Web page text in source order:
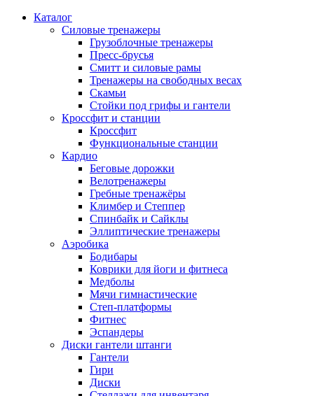
Каталог
Силовые тренажеры
Грузоблочные тренажеры
Пресс-брусья
Смитт и силовые рамы
Тренажеры на свободных весах
Скамьи
Стойки под грифы и гантели
Кроссфит и станции
Кроссфит
Функциональные станции
Кардио
Беговые дорожки
Велотренажеры
Гребные тренажёры
Климбер и Степпер
Спинбайк и Сайклы
Эллиптические тренажеры
Аэробика
Бодибары
Коврики для йоги и фитнеса
Медболы
Мячи гимнастические
Степ-платформы
Фитнес
Эспандеры
Диски гантели штанги
Гантели
Гири
Диски